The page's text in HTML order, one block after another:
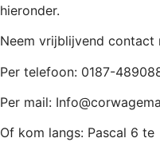
hieronder.
Neem vrijblijvend contact
Per telefoon: 0187-
Per mail:
Of kom langs: Pascal 6 te